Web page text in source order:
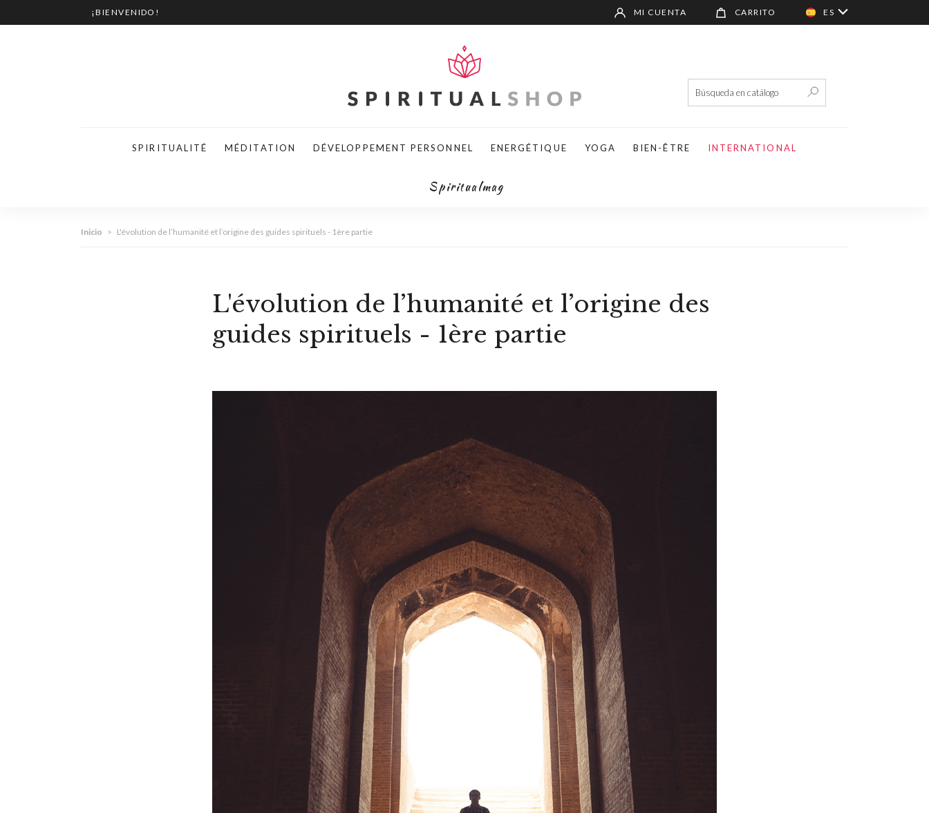
¡BIENVENIDO! MI CUENTA CARRITO ES
SPIRITUALITÉ MÉDITATION DÉVELOPPEMENT PERSONNEL ENERGÉTIQUE YOGA BIEN-ÊTRE INTERNATIONAL
Spiritualmag
Inicio > L'évolution de l’humanité et l’origine des guides spirituels - 1ère partie
L'évolution de l’humanité et l’origine des
guides spirituels - 1ère partie